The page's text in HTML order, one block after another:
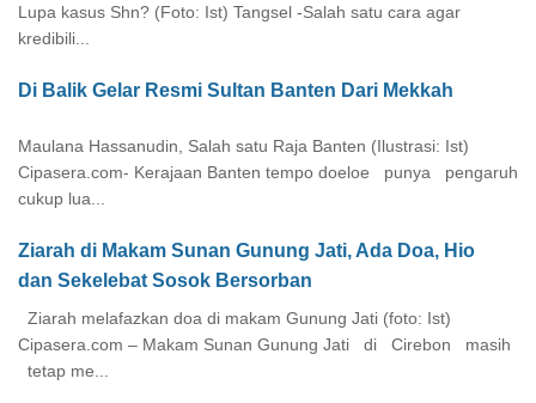
Lupa kasus Shn? (Foto: Ist) Tangsel -Salah satu cara agar
kredibili...
Di Balik Gelar Resmi Sultan Banten Dari Mekkah
Maulana Hassanudin, Salah satu Raja Banten (Ilustrasi: Ist)
Cipasera.com- Kerajaan Banten tempo doeloe punya pengaruh
cukup lua...
Ziarah di Makam Sunan Gunung Jati, Ada Doa, Hio
dan Sekelebat Sosok Bersorban
Ziarah melafazkan doa di makam Gunung Jati (foto: Ist)
Cipasera.com – Makam Sunan Gunung Jati di Cirebon masih
tetap me...